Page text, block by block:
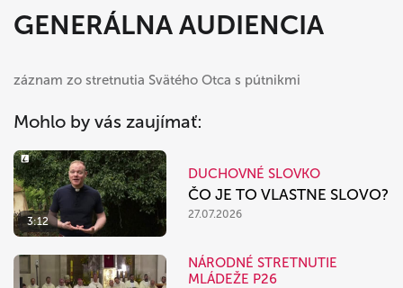
GENERÁLNA AUDIENCIA
záznam zo stretnutia Svätého Otca s pútnikmi
Mohlo by vás zaujímať:
3:12
DUCHOVNÉ SLOVKO
ČO JE TO VLASTNE SLOVO?
27.07.2026
NÁRODNÉ STRETNUTIE
MLÁDEŽE P26